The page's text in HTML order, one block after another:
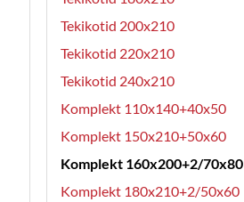
Tekikotid 200x210
Tekikotid 220x210
Tekikotid 240x210
Komplekt 110x140+40x50
Komplekt 150x210+50x60
Komplekt 160x200+2/70x80
Komplekt 180x210+2/50x60